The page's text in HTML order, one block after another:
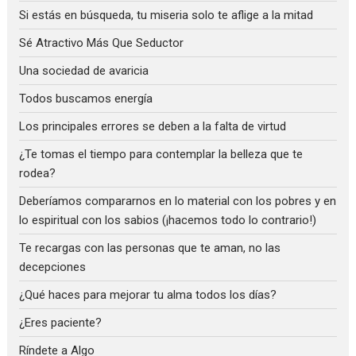
Si estás en búsqueda, tu miseria solo te aflige a la mitad
Sé Atractivo Más Que Seductor
Una sociedad de avaricia
Todos buscamos energía
Los principales errores se deben a la falta de virtud
¿Te tomas el tiempo para contemplar la belleza que te
rodea?
Deberíamos compararnos en lo material con los pobres y en
lo espiritual con los sabios (¡hacemos todo lo contrario!)
Te recargas con las personas que te aman, no las
decepciones
¿Qué haces para mejorar tu alma todos los días?
¿Eres paciente?
Ríndete a Algo